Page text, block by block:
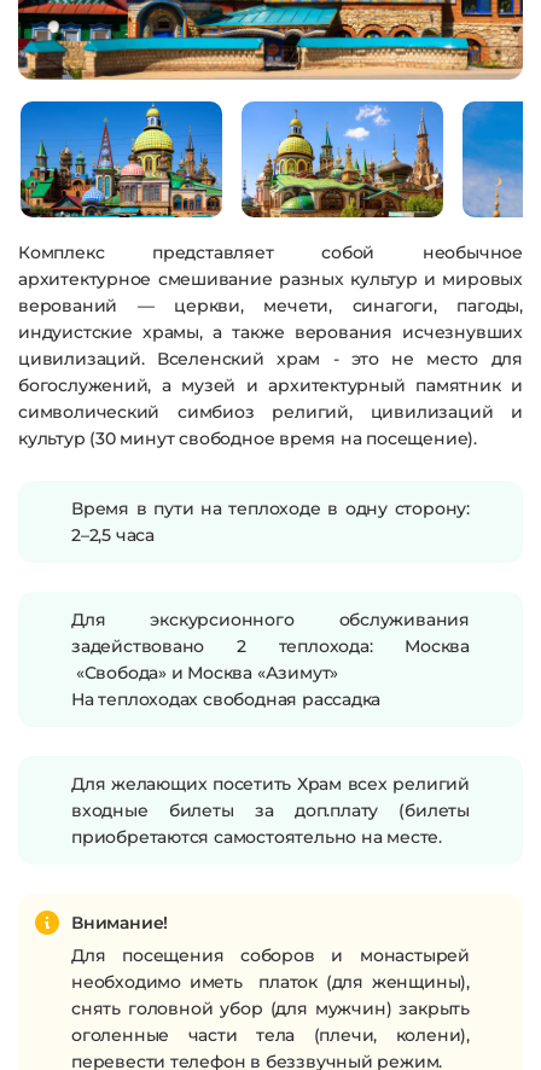
Комплекс представляет собой необычное
архитектурное смешивание разных культур и мировых
верований — церкви, мечети, синагоги, пагоды,
индуистские храмы, а также верования исчезнувших
цивилизаций. Вселенский храм - это не место для
богослужений, а музей и архитектурный памятник и
символический симбиоз религий, цивилизаций и
культур (30 минут свободное время на посещение).
Время в пути на теплоходе в одну сторону:
2–2,5 часа
Для экскурсионного обслуживания
задействовано 2 теплохода: Москва
«Свобода»и Москва «Азимут»
На теплоходах свободная рассадка
Для желающих посетить Храм всех религий
входные билеты за доп.плату (билеты
приобретаются самостоятельно на месте.
Внимание!
Для посещения соборов и монастырей
необходимо иметь платок (для женщины),
снять головной убор (для мужчин) закрыть
оголенные части тела (плечи, колени),
перевести телефон в беззвучный режим.